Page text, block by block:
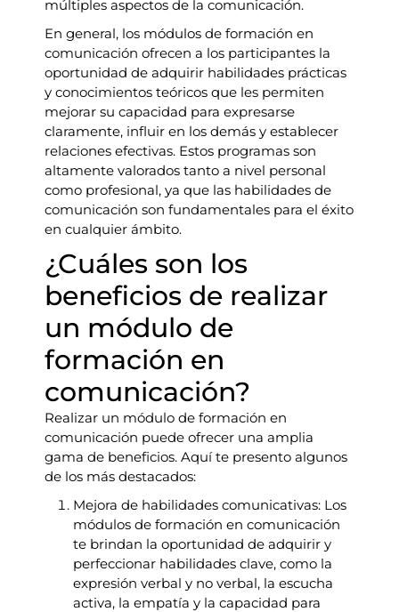
múltiples aspectos de la comunicación.
En general, los módulos de formación en
comunicación ofrecen a los participantes la
oportunidad de adquirir habilidades prácticas
y conocimientos teóricos que les permiten
mejorar su capacidad para expresarse
claramente, influir en los demás y establecer
relaciones efectivas. Estos programas son
altamente valorados tanto a nivel personal
como profesional, ya que las habilidades de
comunicación son fundamentales para el éxito
en cualquier ámbito.
¿Cuáles son los
beneficios de realizar
un módulo de
formación en
comunicación?
Realizar un módulo de formación en
comunicación puede ofrecer una amplia
gama de beneficios. Aquí te presento algunos
de los más destacados:
Mejora de habilidades comunicativas: Los
módulos de formación en comunicación
te brindan la oportunidad de adquirir y
perfeccionar habilidades clave, como la
expresión verbal y no verbal, la escucha
activa, la empatía y la capacidad para